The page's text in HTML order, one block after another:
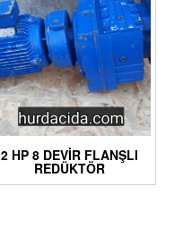
2 HP 8 DEVIR FLANŞLI
REDÜKTÖR